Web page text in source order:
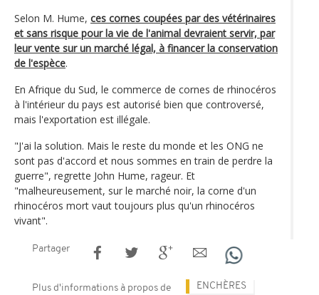
Selon M. Hume, ces cornes coupées par des vétérinaires
et sans risque pour la vie de l'animal devraient servir, par
leur vente sur un marché légal, à financer la conservation
de l'espèce.
En Afrique du Sud, le commerce de cornes de rhinocéros
à l'intérieur du pays est autorisé bien que controversé,
mais l'exportation est illégale.
"J'ai la solution. Mais le reste du monde et les ONG ne
sont pas d'accord et nous sommes en train de perdre la
guerre", regrette John Hume, rageur. Et
"malheureusement, sur le marché noir, la corne d'un
rhinocéros mort vaut toujours plus qu'un rhinocéros
vivant".
Partager
Plus d'informations à propos de ENCHÈRES